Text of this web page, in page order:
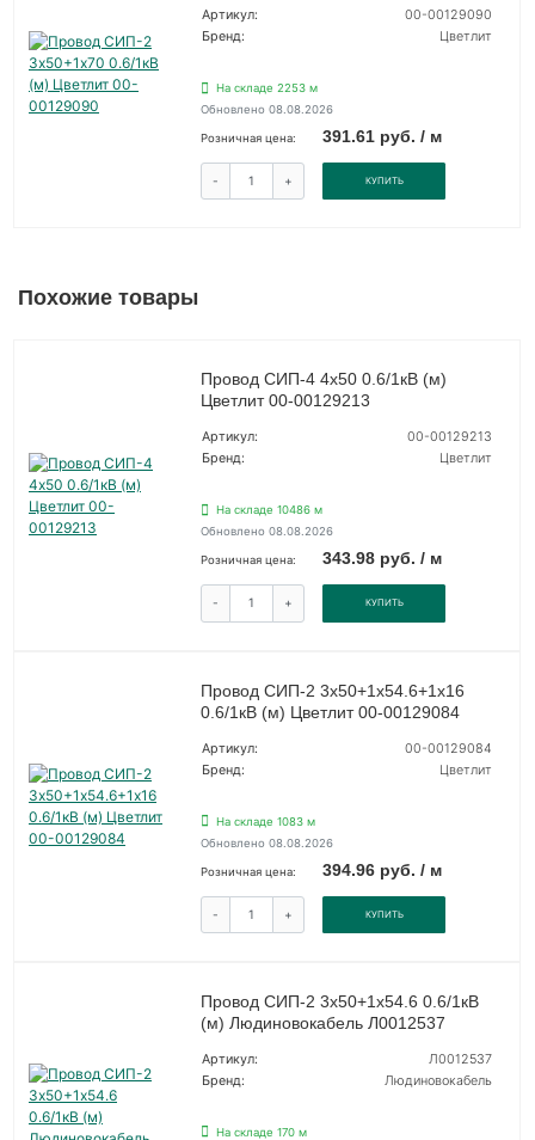
Артикул:
00-00129090
Бренд:
Цветлит
На складе 2253 м
Обновлено 08.08.2026
Розничная цена: 391.61 руб. / м
- + КУПИТЬ
Похожие товары
Провод СИП-4 4х50 0.6/1кВ (м)
Цветлит 00-00129213
Артикул:
00-00129213
Бренд:
Цветлит
На складе 10486 м
Обновлено 08.08.2026
Розничная цена: 343.98 руб. / м
- + КУПИТЬ
Провод СИП-2 3х50+1х54.6+1х16
0.6/1кВ (м) Цветлит 00-00129084
Артикул:
00-00129084
Бренд:
Цветлит
На складе 1083 м
Обновлено 08.08.2026
Розничная цена: 394.96 руб. / м
- + КУПИТЬ
Провод СИП-2 3х50+1х54.6 0.6/1кВ
(м) Людиновокабель Л0012537
Артикул:
Л0012537
Бренд:
Людиновокабель
На складе 170 м